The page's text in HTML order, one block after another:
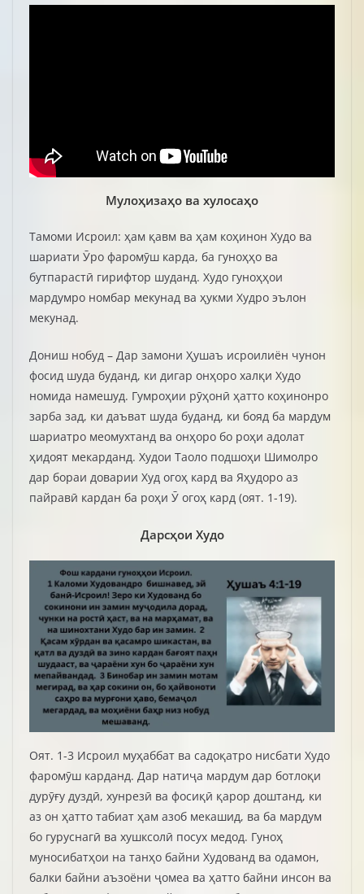
Мулоҳизаҳо ва хулосаҳо
Тамоми Исроил: ҳам қавм ва ҳам коҳинон Худо ва
шариати Ӯро фаромӯш карда, ба гуноҳҳо ва
бутпарастӣ гирифтор шуданд. Худо гуноҳҳои
мардумро номбар мекунад ва ҳукми Худро эълон
мекунад.
Дониш нобуд – Дар замони Ҳушаъ исроилиён чунон
фосид шуда буданд, ки дигар онҳоро халқи Худо
номида намешуд. Гумроҳии рӯҳонӣ ҳатто коҳинонро
зарба зад, ки даъват шуда буданд, ки бояд ба мардум
шариатро меомухтанд ва онҳоро бо роҳи адолат
ҳидоят мекарданд. Худои Таоло подшоҳи Шимолро
дар бораи доварии Худ огоҳ кард ва Яҳудоро аз
пайравӣ кардан ба роҳи Ӯ огоҳ кард (оят. 1-19).
Дарсҳои Худо
Оят. 1-3 Исроил муҳаббат ва садоқатро нисбати Худо
фаромӯш карданд. Дар натиҷа мардум дар ботлоқи
дурӯғу дуздӣ, хунрезӣ ва фосиқӣ қарор доштанд, ки
аз он ҳатто табиат ҳам азоб мекашид, ва ба мардум
бо гуруснагӣ ва хушксолӣ посух медод. Гуноҳ
муносибатҳои на танҳо байни Худованд ва одамон,
балки байни аъзоёни ҷомеа ва ҳатто байни инсон ва